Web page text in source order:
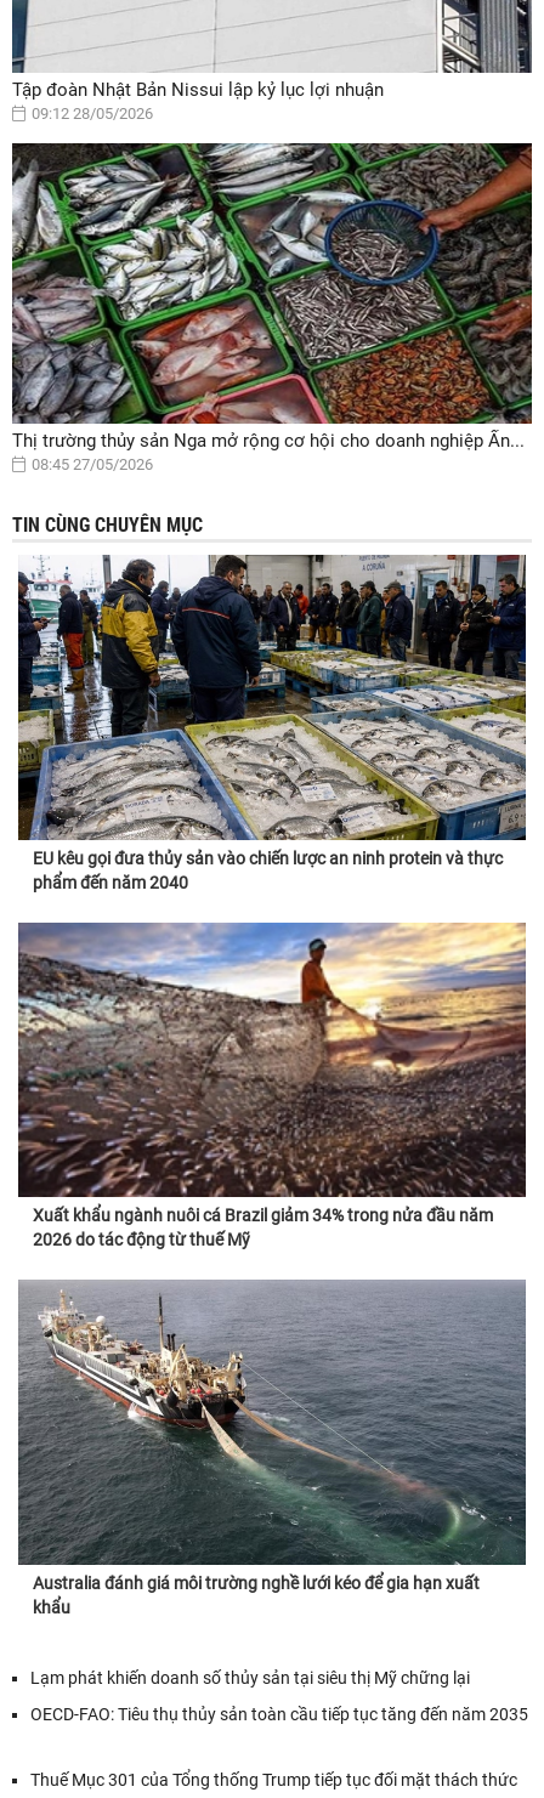
Tập đoàn Nhật Bản Nissui lập kỷ lục lợi nhuận
09:12 28/05/2026
Thị trường thủy sản Nga mở rộng cơ hội cho doanh nghiệp Ấn...
08:45 27/05/2026
TIN CÙNG CHUYÊN MỤC
EU kêu gọi đưa thủy sản vào chiến lược an ninh protein và thực
phẩm đến năm 2040
Xuất khẩu ngành nuôi cá Brazil giảm 34% trong nửa đầu năm
2026 do tác động từ thuế Mỹ
Australia đánh giá môi trường nghề lưới kéo để gia hạn xuất
khẩu
Lạm phát khiến doanh số thủy sản tại siêu thị Mỹ chững lại
OECD-FAO: Tiêu thụ thủy sản toàn cầu tiếp tục tăng đến năm 2035
Thuế Mục 301 của Tổng thống Trump tiếp tục đối mặt thách thức